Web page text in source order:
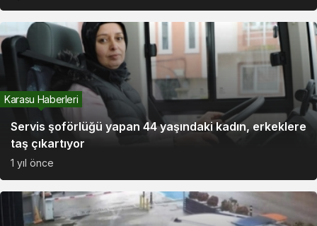
Servis şoförlüğü yapan 44 yaşındaki kadın, erkeklere
taş çıkartıyor
Karasu Haberleri
1 yıl önce